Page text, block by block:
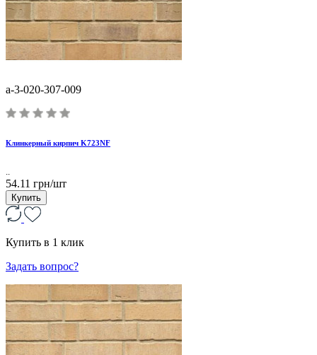
a-3-020-307-009
Клинкерный кирпич K723NF
54.11 грн/шт
Купить
Купить в 1 клик
Задать вопрос?